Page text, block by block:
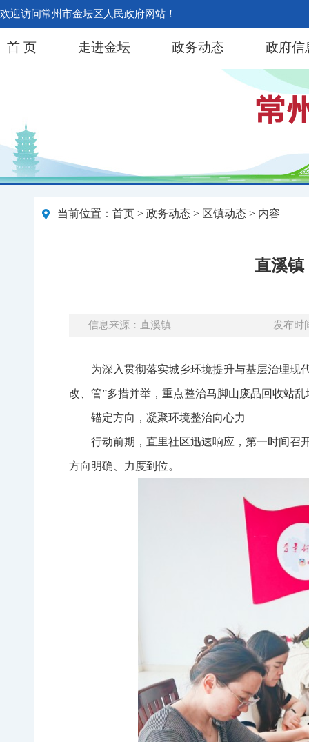
欢迎访问常州市金坛区人民政府网站！
首 页 走进金坛 政务动态 政府信
当前位置： 首页 > 政务动态 > 区镇动态 > 内容
直溪镇
信息来源：直溪镇 发布时
为深入贯彻落实城乡环境提升与基层治理现
改、管”多措并举，重点整治马脚山废品回收站
锚定方向，凝聚环境整治向心力
行动前期，直里社区迅速响应，第一时间召
方向明确、力度到位。